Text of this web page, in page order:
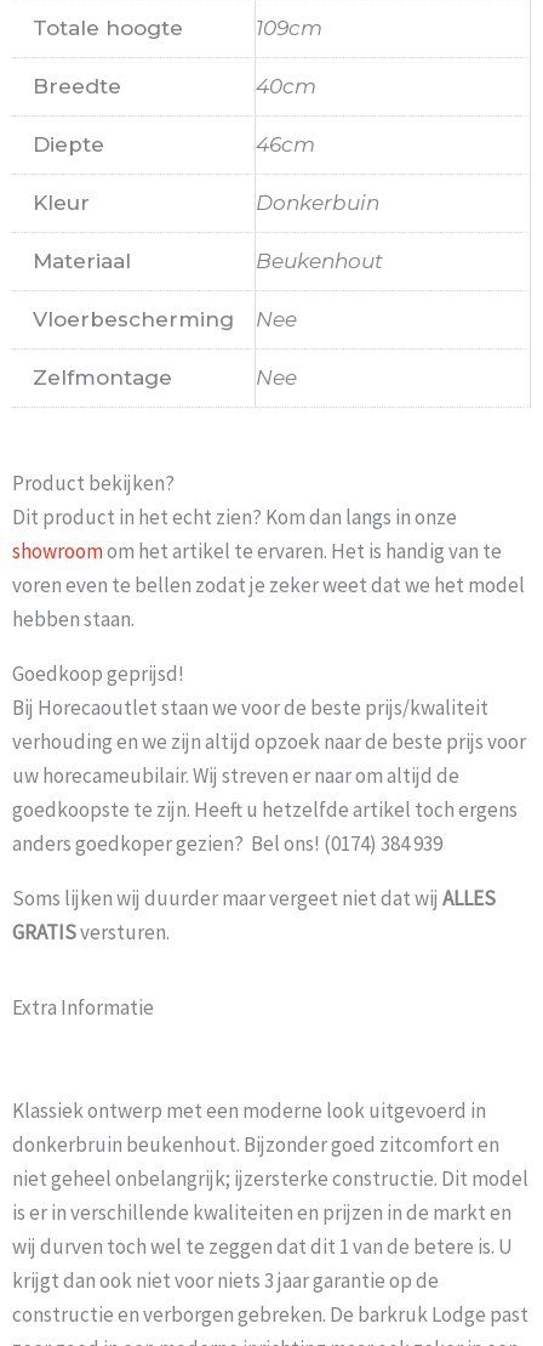
Totale hoogte 109cm
Breedte 40cm
Diepte 46cm
Kleur Donkerbuin
Materiaal Beukenhout
Vloerbescherming Nee
Zelfmontage Nee
Product bekijken?
Dit product in het echt zien? Kom dan langs in onze
showroomom het artikel te ervaren. Het is handig van te
voren even te bellen zodat je zeker weet dat we het model
hebben staan.
Goedkoop geprijsd!
Bij Horecaoutlet staan we voor de beste prijs/kwaliteit
verhouding en we zijn altijd opzoek naar de beste prijs voor
uw horecameubilair. Wij streven er naar om altijd de
goedkoopste te zijn. Heeft u hetzelfde artikel toch ergens
anders goedkoper gezien? Bel ons! (0174) 384 939
Soms lijken wij duurder maar vergeet niet dat wij ALLES
GRATISversturen.
Extra Informatie
Klassiek ontwerp met een moderne look uitgevoerd in
donkerbruin beukenhout. Bijzonder goed zitcomfort en
niet geheel onbelangrijk; ijzersterke constructie. Dit model
is er in verschillende kwaliteiten en prijzen in de markt en
wij durven toch wel te zeggen dat dit 1 van de betere is. U
krijgt dan ook niet voor niets 3 jaar garantie op de
constructie en verborgen gebreken. De barkruk Lodge past